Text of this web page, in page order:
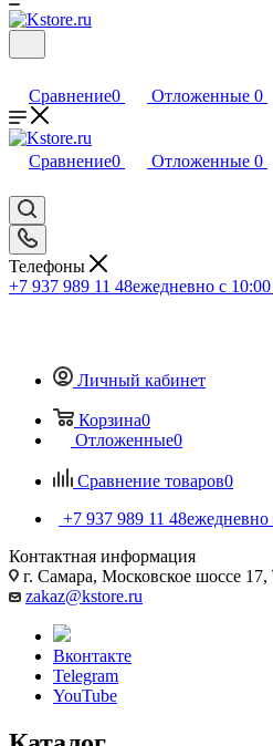
Сравнение0 Отложенные 0
Сравнение0 Отложенные 0
Телефоны
+7 937 989 11 48ежедневно с
Личный кабинет
Корзина0
Отложенные0
Сравнение товаров0
+7 937 989 11 48ежедневно
Контактная информация
г. Самара, Московское шоссе
zakaz@kstore.ru
Вконтакте
Telegram
YouTube